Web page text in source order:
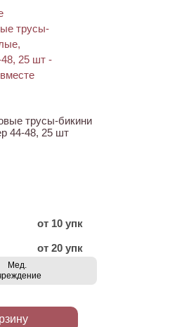
трусы-бикини
44-48, 25 шт
от 10 упк
от 20 упк
Мед.